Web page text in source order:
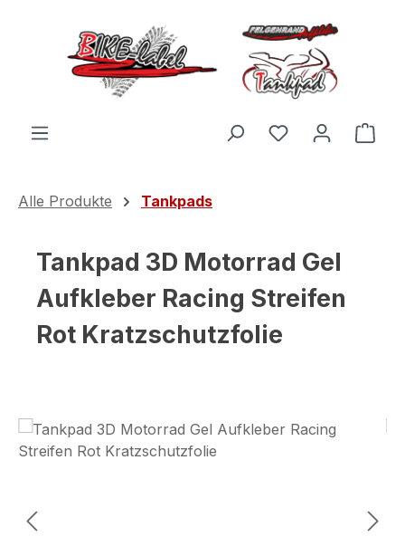
Zum Hauptinhalt springen
Du hast 0
Alle Produkte Tankpads
Tankpad 3D Motorrad Gel
Aufkleber Racing Streifen
Rot Kratzschutzfolie
Bildergalerie überspringen